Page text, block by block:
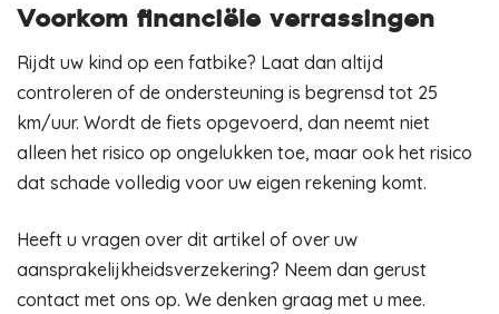
Voorkom financiële verrassingen
Rijdt uw kind op een fatbike? Laat dan altijd
controleren of de ondersteuning is begrensd tot 25
km/uur. Wordt de fiets opgevoerd, dan neemt niet
alleen het risico op ongelukken toe, maar ook het risico
dat schade volledig voor uw eigen rekening komt.
Heeft u vragen over dit artikel of over uw
aansprakelijkheidsverzekering? Neem dan gerust
contact met ons op. We denken graag met u mee.